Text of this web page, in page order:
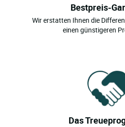
Bestpreis-
Wir erstatten Ihnen die
einen günstigeren
Das